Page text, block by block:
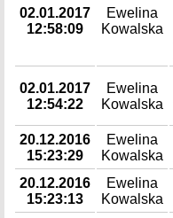
02.01.2017
12:58:09
Ewelina
Kowalska
02.01.2017
12:54:22
Ewelina
Kowalska
20.12.2016
15:23:29
Ewelina
Kowalska
20.12.2016
15:23:13
Ewelina
Kowalska